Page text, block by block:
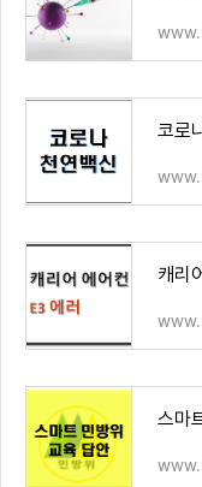
코로
캐리
스마